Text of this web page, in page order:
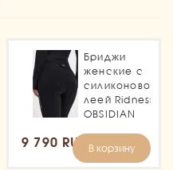
Бриджи
женские с
силиконовой
леей Ridness
OBSIDIAN
9 790 RUB В корзину